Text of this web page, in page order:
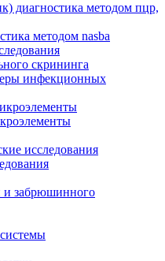
диагностика методом пцр,
методом nasba
скрининга
инфекционных
исследования
забрюшинного